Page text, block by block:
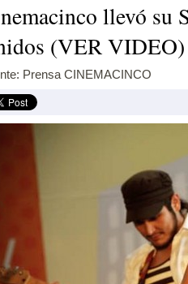
llevó su
(VER VIDEO)
Prensa CINEMACINCO